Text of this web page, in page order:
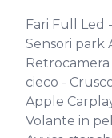
Fari Full Led
Sensori park
cieco -
Apple
Volante in